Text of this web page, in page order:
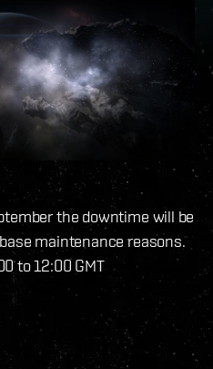
the downtime will be
maintenance reasons.
to 12:00 GMT